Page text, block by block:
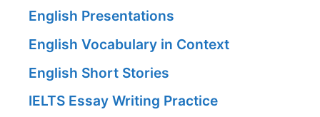
English Presentations
English Vocabulary in Context
English Short Stories
IELTS Essay Writing Practice